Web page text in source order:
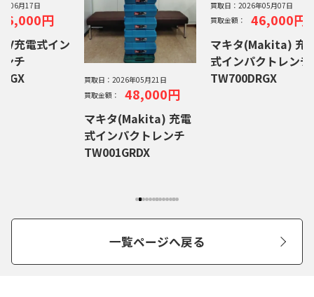
年06月17日
円
充電式イン
チ
買取日： 2026年05月21日
買取金額：
48,000円
マキタ(Makita) 充電
式インパクトレンチ
TW001GRDX
買取日： 2026年05月07日
買取金額：
46,000円
マキタ(Makita) 充
式インパクトレンチ
TW700DRGX
一覧ページへ戻る